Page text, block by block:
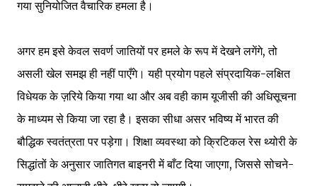
गया सुनियोजित वैचारिक हमला है।
अगर हम इसे केवल सवर्ण जातियों पर हमले के रूप में देखने लगेंगे, तो
असली खेल समझ ही नहीं पाएँगे। यही प्रयोग पहले संप्रदायिक-लक्षित
विधेयक के ज़रिये किया गया था और अब वही काम यूजीसी की अधिसूचना
के माध्यम से किया जा रहा है। इसका सीधा असर भविष्य में भारत की
बौद्धिक स्वतंत्रता पर पड़ेगा। शिक्षा व्यवस्था को क्रिटिकल रेस थ्योरी के
सिद्धांतों के अनुसार जातिगत बाइनरी में बाँट दिया जाएगा, जिससे सोचने-